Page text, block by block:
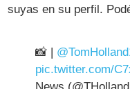
suyas en su perfil.
📸 |
pic.twitter.com/
News